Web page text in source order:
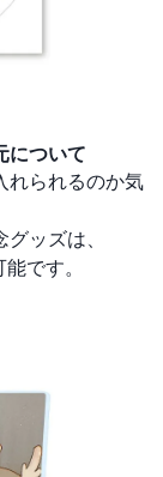
について
れられるのか気
ッズは、
です。